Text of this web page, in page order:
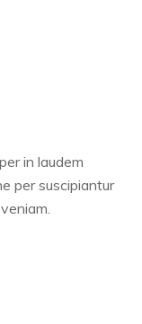
in laudem
per suscipiantur